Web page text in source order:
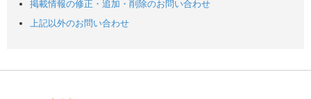
掲載情報の修正・追加・削除のお問い合わせ
上記以外のお問い合わせ